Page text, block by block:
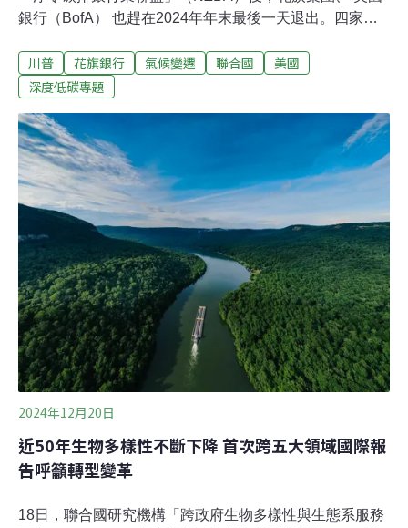
銀行（BofA） 也趕在2024年年末最後一天退出。四家銀
反ESG、甚至控告金融集團、以及支持化石燃料的總統當
選人川普（Donald Trump）即將重返白宮有關。一個月閃
願加入的銀行須承諾其貸款、投資和資本市場活動符合
2050年淨零碳排的目標。2021年4月成立至今，已有44
國、145家銀行加入，管理資產總額高達71兆美元。
川普 花旗銀行 氣候變遷 聯合國
美國
深度低碳專題
2024年12月20日
近50年生物多樣性不斷下降 首次跨五大領域國際報
告呼籲轉型變革
18日，聯合國研究機構「跨政府生物多樣性與生態系服務